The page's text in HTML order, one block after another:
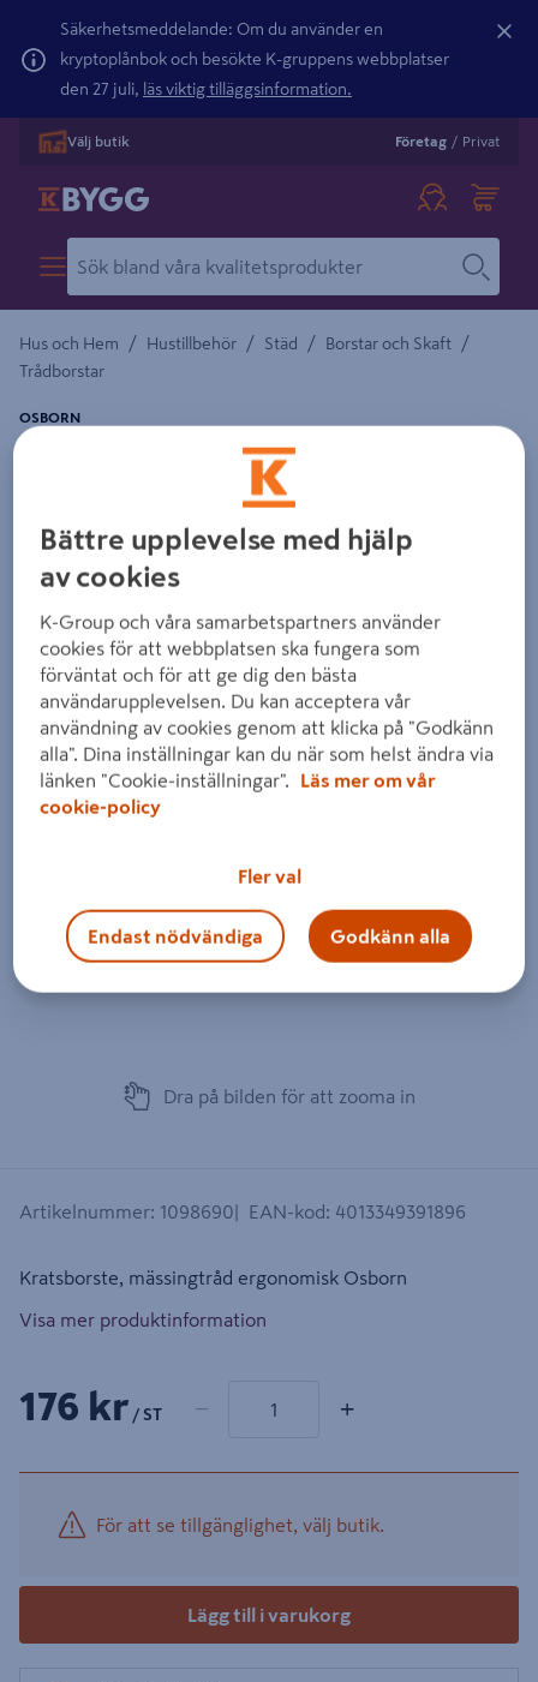
Säkerhetsmeddelande: Om du använder en
kryptoplånbok och besökte K-gruppens webbplatser
den 27 juli, läs viktig tilläggsinformation.
Välj butik Företag / Privat
Hus och Hem / Hustillbehör / Städ / Borstar och Skaft /
Trådborstar
HANDSTÅLBORSTE OSBORN ERGO MÄSS 2-R
OSBORN
Detaljerad beskrivning finns i produktbeskrivningsområdet
Dra på bilden för att zooma in
Artikelnummer: 1098690 EAN-kod: 4013349391896
Kratsborste, mässingtråd ergonomisk Osborn
Visa mer produktinformation
176 kr / ST − +
För att se tillgänglighet, välj butik.
Lägg till i varukorg
Bättre upplevelse med hjälp
av cookies
K-Group och våra samarbetspartners använder
cookies för att webbplatsen ska fungera som
förväntat och för att ge dig den bästa
användarupplevelsen. Du kan acceptera vår
användning av cookies genom att klicka på "Godkänn
alla". Dina inställningar kan du när som helst ändra via
länken "Cookie-inställningar".
Läs mer om vår
cookie-policy
Fler val
Endast nödvändiga Godkänn alla